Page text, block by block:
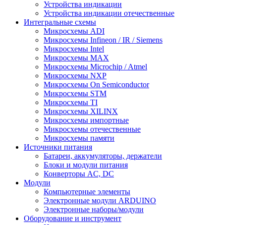
Устройства индикации
Устройства индикации отечественные
Интегральные схемы
Микросхемы ADI
Микросхемы Infineon / IR / Siemens
Микросхемы Intel
Микросхемы MAX
Микросхемы Microchip / Atmel
Микросхемы NXP
Микросхемы On Semiconductor
Микросхемы STM
Микросхемы TI
Микросхемы XILINX
Микросхемы импортные
Микросхемы отечественные
Микросхемы памяти
Источники питания
Батареи, аккумуляторы, держатели
Блоки и модули питания
Конверторы AC, DC
Модули
Компьютерные элементы
Электронные модули ARDUINO
Электронные наборы/модули
Оборудование и инструмент